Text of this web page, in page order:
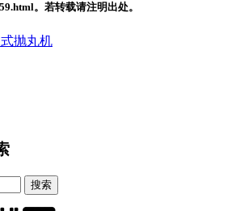
。若转载请注明出处。
抛丸机